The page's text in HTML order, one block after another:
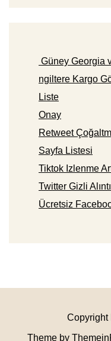
Güney Georgia
ngiltere Kargo
Liste
Onay
Retweet
Sayfa Listesi
Tiktok Izlenme
Twitter Gizli
Ücretsiz
Copyright
Theme by